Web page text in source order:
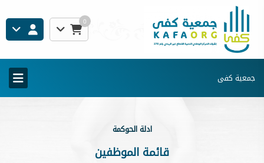
0
جمعية كفى
ادلة الحوكمة
قائمة الموظفين